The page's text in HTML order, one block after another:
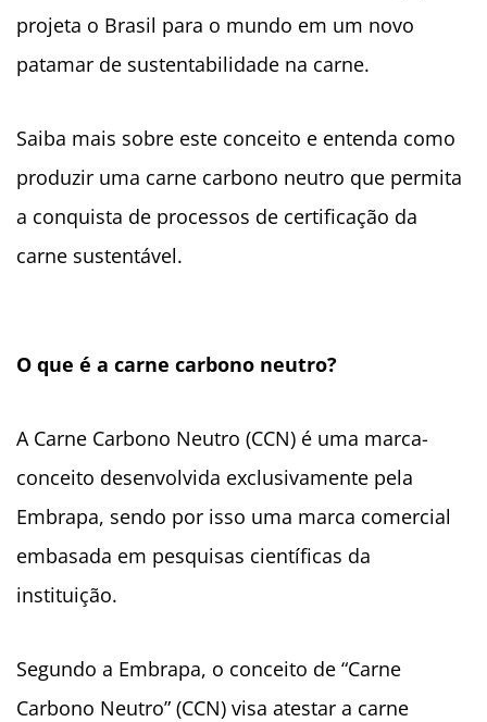
projeta o Brasil para o mundo em um novo
patamar de sustentabilidade na carne.
Saiba mais sobre este conceito e entenda como
produzir uma carne carbono neutro que permita
a conquista de processos de certificação da
carne sustentável.
O que é a carne carbono neutro?
A Carne Carbono Neutro (CCN) é uma marca-
conceito desenvolvida exclusivamente pela
Embrapa, sendo por isso uma marca comercial
embasada em pesquisas científicas da
instituição.
Segundo a Embrapa, o conceito de “Carne
Carbono Neutro” (CCN) visa atestar a carne